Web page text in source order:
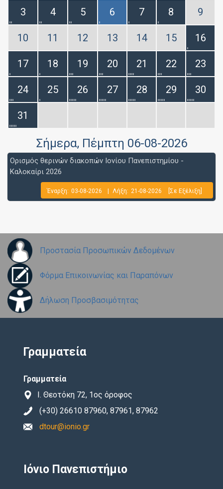
3 4 5 6 7 8 9
10 11 12 13 14 15 16
17 18 19 20 21 22 23
24 25 26 27 28 29 30
31
Σήμερα, Πέμπτη 06-08-2026
Ορισμός θερινών διακοπών Ιονίου Πανεπιστημίου -
Καλοκαίρι 2026
Έναρξη: 03-08-2026 | Λήξη: 21-08-2026 [Σε Εξέλιξη]
Προστασία Προσωπικών Δεδομένων
Φόρμα Επικοινωνίας και Παραπόνων
Δήλωση Προσβασιμότητας
Γραμματεία
Γραμματεία
Ι. Θεοτόκη 72, 1ος όροφος
(+30) 26610 87960, 87961, 87962
dtour@ionio.gr
Ιόνιο Πανεπιστήμιο